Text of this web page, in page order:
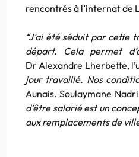
rencontrés à l’internat de
“J’ai été séduit par
départ. Cela permet
Dr Alexandre Lherbette,
jour travaillé. Nos
Aunais. Soulaymane
d’être salarié est un
aux remplacements de